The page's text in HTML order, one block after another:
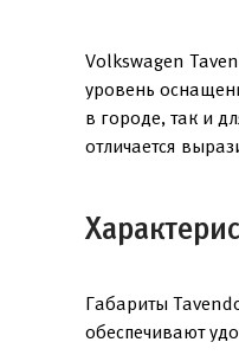
Volkswagen
уровень
в городе, так и
отличается
Габариты
обеспечивают